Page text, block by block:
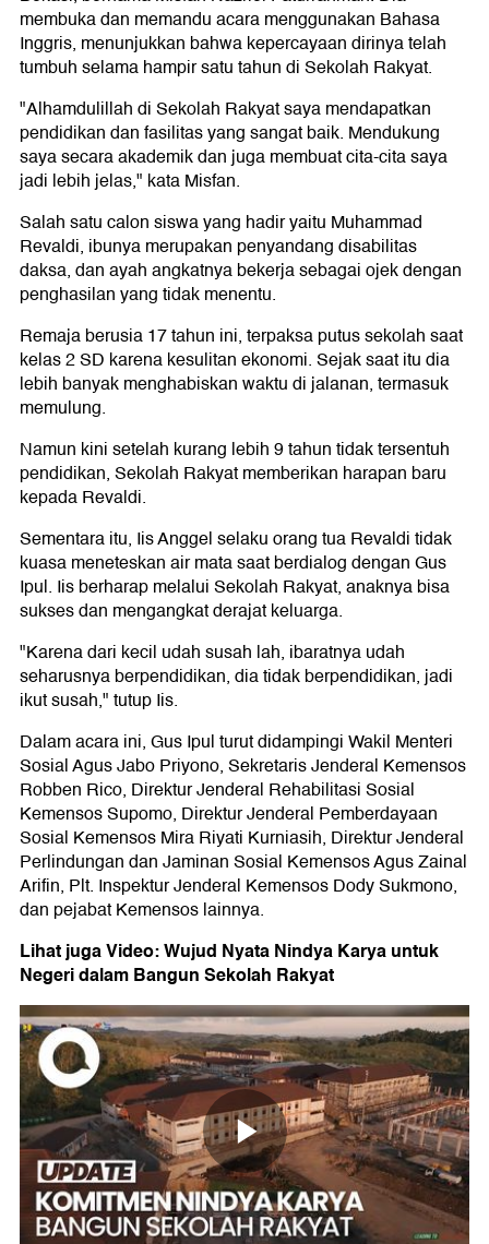
membuka dan memandu acara menggunakan Bahasa
Inggris, menunjukkan bahwa kepercayaan dirinya telah
tumbuh selama hampir satu tahun di Sekolah Rakyat.
"Alhamdulillah di Sekolah Rakyat saya mendapatkan
pendidikan dan fasilitas yang sangat baik. Mendukung
saya secara akademik dan juga membuat cita-cita saya
jadi lebih jelas," kata Misfan.
Salah satu calon siswa yang hadir yaitu Muhammad
Revaldi, ibunya merupakan penyandang disabilitas
daksa, dan ayah angkatnya bekerja sebagai ojek dengan
penghasilan yang tidak menentu.
Remaja berusia 17 tahun ini, terpaksa putus sekolah saat
kelas 2 SD karena kesulitan ekonomi. Sejak saat itu dia
lebih banyak menghabiskan waktu di jalanan, termasuk
memulung.
Namun kini setelah kurang lebih 9 tahun tidak tersentuh
pendidikan, Sekolah Rakyat memberikan harapan baru
kepada Revaldi.
Sementara itu, Iis Anggel selaku orang tua Revaldi tidak
kuasa meneteskan air mata saat berdialog dengan Gus
Ipul. Iis berharap melalui Sekolah Rakyat, anaknya bisa
sukses dan mengangkat derajat keluarga.
"Karena dari kecil udah susah lah, ibaratnya udah
seharusnya berpendidikan, dia tidak berpendidikan, jadi
ikut susah," tutup Iis.
Dalam acara ini, Gus Ipul turut didampingi Wakil Menteri
Sosial Agus Jabo Priyono, Sekretaris Jenderal Kemensos
Robben Rico, Direktur Jenderal Rehabilitasi Sosial
Kemensos Supomo, Direktur Jenderal Pemberdayaan
Sosial Kemensos Mira Riyati Kurniasih, Direktur Jenderal
Perlindungan dan Jaminan Sosial Kemensos Agus Zainal
Arifin, Plt. Inspektur Jenderal Kemensos Dody Sukmono,
dan pejabat Kemensos lainnya.
Lihat juga Video: Wujud Nyata Nindya Karya untuk
Negeri dalam Bangun Sekolah Rakyat